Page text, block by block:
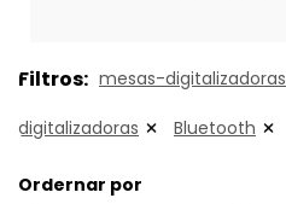
Filtros: mesas-digitalizadoras
digitalizadoras Bluetooth
Ordernar por